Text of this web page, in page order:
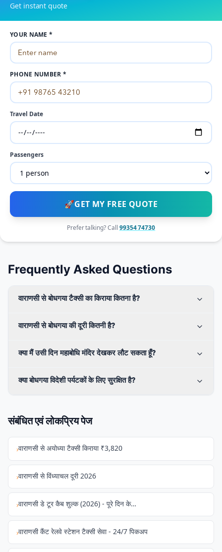
Get instant quote
YOUR NAME *
PHONE NUMBER *
Travel Date
Passengers
🚀GET MY FREE QUOTE
Prefer talking? Call 99354 74730
Frequently Asked Questions
वाराणसी से बोधगया टैक्सी का किराया कितना है?
वाराणसी से बोधगया की दूरी कितनी है?
क्या मैं उसी दिन महाबोधि मंदिर देखकर लौट सकता हूँ?
क्या बोधगया विदेशी पर्यटकों के लिए सुरक्षित है?
संबंधित एवं लोकप्रिय पेज
›वाराणसी से अयोध्या टैक्सी किराया ₹3,820
›वाराणसी से विंध्याचल दूरी 2026
›वाराणसी डे टूर कैब शुल्‍क (2026) - पूरे दिन के…
›वाराणसी कैंट रेलवे स्टेशन टैक्सी सेवा - 24/7 पिकअप